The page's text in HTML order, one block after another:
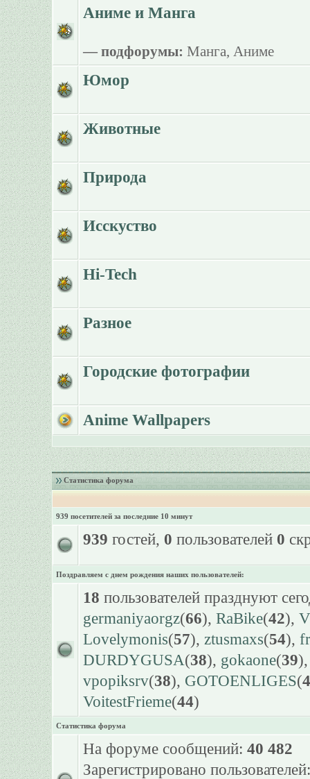
Аниме и Манга
— подфорумы: Манга, Аниме
Юмор
Животные
Природа
Исскуство
Hi-Tech
Разное
Городские фотографии
Anime Wallpapers
Статистика форума
939 посетителей за последние 10 минут
939 гостей, 0 пользователей 0
Поздравляем с днем рождения наших пользователей:
18 пользователей празднуют
germaniyaorgz(66), RaBike(42),
Lovelymonis(57), ztusmaxs(54),
DURDYGUSA(38), gokaone(39
vpopiksrv(38), GOTOENLIGES(
VoitestFrieme(44)
Статистика форума
На форуме сообщений: 40 482
Зарегистрировано